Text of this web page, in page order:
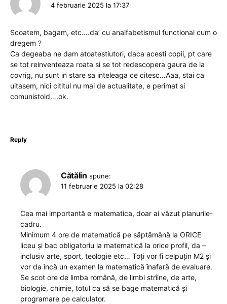
4 februarie 2025 la 17:37
Scoatem, bagam, etc….da’ cu analfabetismul functional cum o
dregem ?
Ca degeaba ne dam atoatestiutori, daca acesti copii, pt care
se tot reinventeaza roata si se tot redescopera gaura de la
covrig, nu sunt in stare sa inteleaga ce citesc…Aaa, stai ca
uitasem, nici cititul nu mai de actualitate, e perimat si
comunistoid….ok.
Reply
Cătălin spune:
11 februarie 2025 la 02:28
Cea mai importantă e matematica, doar ai văzut planurile-
cadru.
Minimum 4 ore de matematică pe săptămână la ORICE
liceu și bac obligatoriu la matematică la orice profil, da –
inclusiv arte, sport, teologie etc… Toți vor fi celpuțin M2 și
vor da încă un examen la matematică înafară de evaluare.
Se scot ore de limba română, de limbi strîine, de arte,
biologie, chimie, totul ca să se bage matematică și
programare pe calculator.